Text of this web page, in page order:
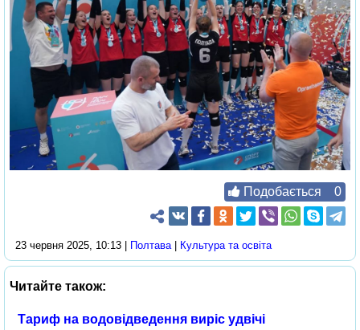
Подобається 0
23 червня 2025, 10:13 | Полтава| Культура та освіта
Читайте також:
Тариф на водовідведення виріс удвічі